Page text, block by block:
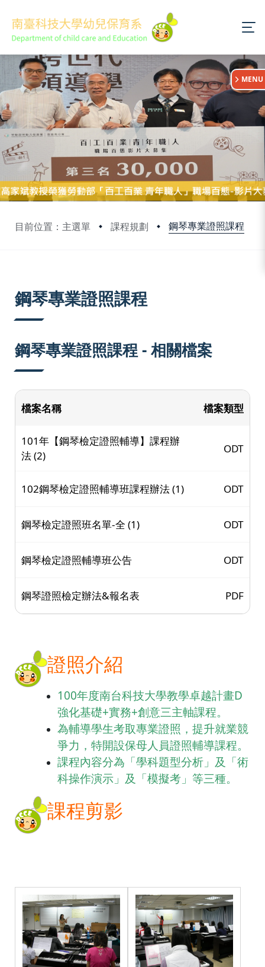
目前位置：主選單 課程規劃 鋼琴專業證照課程
:::
MENU
鋼琴專業證照課程
鋼琴專業證照課程 - 相關檔案
檔案名稱 檔案類型
101年【鋼琴檢定證照輔導】課程辦
法 (2)
ODT
102鋼琴檢定證照輔導班課程辦法 (1) ODT
鋼琴檢定證照班名單-全 (1) ODT
鋼琴檢定證照輔導班公告 ODT
鋼琴證照檢定辦法&報名表 PDF
證照介紹
100年度南台科技大學教學卓越計畫D
強化基礎+實務+創意三主軸課程。
為輔導學生考取專業證照，提升就業競
爭力，特開設保母人員證照輔導課程。
課程內容分為「學科題型分析」及「術
科操作演示」 及「模擬考」等三種。
課程剪影